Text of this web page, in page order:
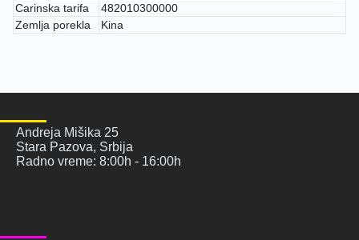
Carinska tarifa
482010300000
Zemlja porekla
Kina
Andreja Mišika 25
Stara Pazova, Srbija
Radno vreme: 8:00h - 16:00h